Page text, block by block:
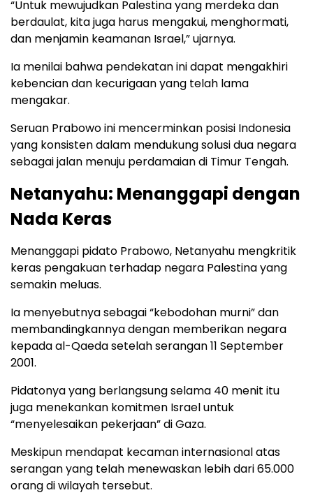
“Untuk mewujudkan Palestina yang merdeka dan
berdaulat, kita juga harus mengakui, menghormati,
dan menjamin keamanan Israel,” ujarnya.
Ia menilai bahwa pendekatan ini dapat mengakhiri
kebencian dan kecurigaan yang telah lama
mengakar.
Seruan Prabowo ini mencerminkan posisi Indonesia
yang konsisten dalam mendukung solusi dua negara
sebagai jalan menuju perdamaian di Timur Tengah.
Netanyahu: Menanggapi dengan
Nada Keras
Menanggapi pidato Prabowo, Netanyahu mengkritik
keras pengakuan terhadap negara Palestina yang
semakin meluas.
Ia menyebutnya sebagai “kebodohan murni” dan
membandingkannya dengan memberikan negara
kepada al-Qaeda setelah serangan 11 September
2001.
Pidatonya yang berlangsung selama 40 menit itu
juga menekankan komitmen Israel untuk
“menyelesaikan pekerjaan” di Gaza.
Meskipun mendapat kecaman internasional atas
serangan yang telah menewaskan lebih dari 65.000
orang di wilayah tersebut.